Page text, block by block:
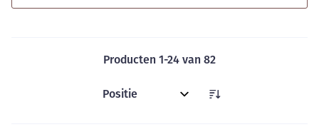
Producten 1-24 van 82
Sorteer op: